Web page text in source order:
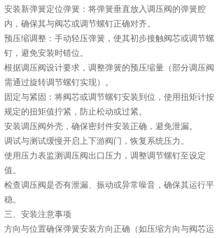
安装新弹簧定位弹簧：将弹簧垂直放入调压阀的弹簧腔
内，确保其与阀芯或调节螺钉正确对齐。
预压缩调整：手动轻压弹簧，使其初步接触阀芯或调节螺
钉，避免安装时错位。
根据调压阀设计要求，调整弹簧的预压缩量（部分调压阀
需通过旋转调节螺钉实现）。
固定与紧固：将阀芯或调节螺钉安装到位，使用扭矩计按
规定的扭矩值拧紧，防止松动或过紧。
安装调压阀外壳，确保密封件安装正确，避免泄漏。
调试与测试缓慢开启上下游阀门，恢复系统压力。
使用压力表监测调压阀出口压力，调整调节螺钉至设定
值。
检查调压阀是否有泄漏、振动或异常噪音，确保其运行平
稳。
三、安装注意事项
方向与位置确保弹簧安装方向正确（如压缩方向与阀芯运